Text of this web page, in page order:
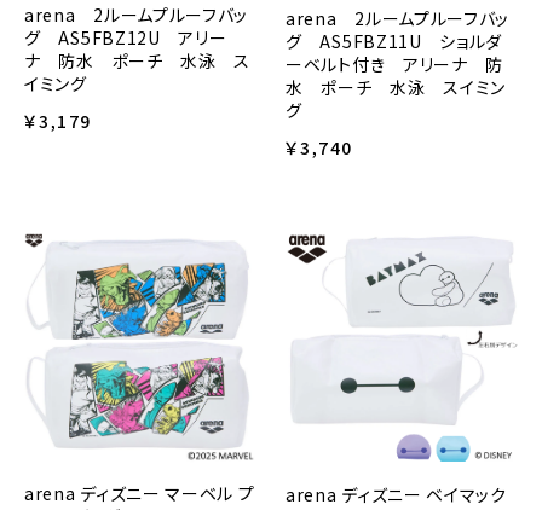
arena 2ルームプルーフバッ
グ AS5FBZ12U アリー
ナ 防水 ポーチ 水泳 ス
イミング
￥3,179
arena 2ルームプルーフバッ
グ AS5FBZ11U ショルダ
ーベルト付き アリーナ 防
水 ポーチ 水泳 スイミン
グ
￥3,740
arena ディズニー マーベル プ
arena ディズニー ベイマック